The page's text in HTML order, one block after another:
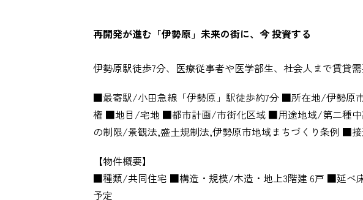
再開発が進む「伊勢原」未来の街に、今 投資する
伊勢原駅徒歩7分、医療従事者や医学部生、社会人まで賃貸
■最寄駅/小田急線「伊勢原」駅徒歩約7分 ■所在地/伊勢原
権 ■地目/宅地 ■都市計画/市街化区域 ■用途地域/第二種
の制限/景観法,盛土規制法,伊勢原市地域まちづくり条例 ■
【物件概要】
■種類/共同住宅 ■構造・規模/木造・地上3階建 6戸 ■延べ
予定